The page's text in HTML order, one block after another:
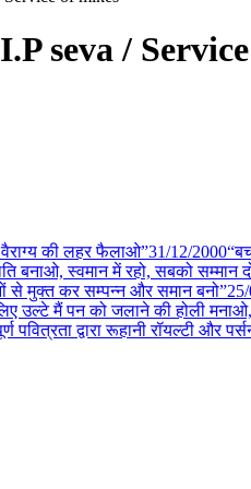
seva /
की लहर फैलाओ”31/12/2000
बनाओ, स्वमान में रहो, सबको सम्मान
से मुक्त कर सम्पन्न और समान बनो”
उल्टे मैं पन को जलाने की होली
पवित्रता द्वारा रूहानी रॉयल्टी और